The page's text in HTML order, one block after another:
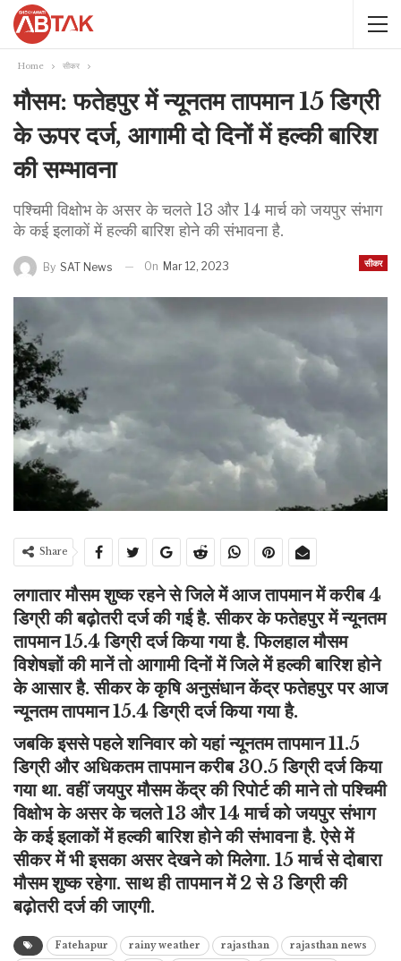
Home सीकर
मौसम: फतेहपुर में न्यूनतम तापमान 15 डिग्री
के ऊपर दर्ज, आगामी दो दिनों में हल्की बारिश
की सम्भावना
पश्चिमी विक्षोभ के असर के चलते 13 और 14 मार्च को जयपुर संभाग
के कई इलाकों में हल्की बारिश होने की संभावना है.
सीकर
By SAT News On Mar 12, 2023
Share
लगातार मौसम शुष्क रहने से जिले में आज तापमान में करीब 4
डिग्री की बढ़ोतरी दर्ज की गई है. सीकर के फतेहपुर में न्यूनतम
तापमान 15.4 डिग्री दर्ज किया गया है. फिलहाल मौसम
विशेषज्ञों की मानें तो आगामी दिनों में जिले में हल्की बारिश होने
के आसार है. सीकर के कृषि अनुसंधान केंद्र फतेहपुर पर आज
न्यूनतम तापमान 15.4 डिग्री दर्ज किया गया है.
जबकि इससे पहले शनिवार को यहां न्यूनतम तापमान 11.5
डिग्री और अधिकतम तापमान करीब 30.5 डिग्री दर्ज किया
गया था.वहीं जयपुर मौसम केंद्र की रिपोर्ट की माने तो पश्चिमी
विक्षोभ के असर के चलते 13 और 14 मार्च को जयपुर संभाग
के कई इलाकों में हल्की बारिश होने की संभावना है. ऐसे में
सीकर में भी इसका असर देखने को मिलेगा. 15 मार्च से दोबारा
मौसम शुष्क रहेगा. साथ ही तापमान में 2 से 3 डिग्री की
बढ़ोतरी दर्ज की जाएगी.
Fatehapur rainy weather rajasthan
rajasthan news